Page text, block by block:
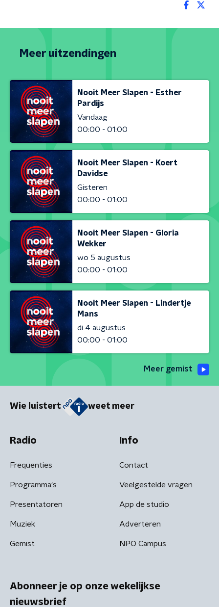
Meer uitzendingen
Nooit Meer Slapen - Esther
Pardijs
Vandaag
00:00 - 01:00
Nooit Meer Slapen - Koert
Davidse
Gisteren
00:00 - 01:00
Nooit Meer Slapen - Gloria
Wekker
wo 5 augustus
00:00 - 01:00
Nooit Meer Slapen - Lindertje
Mans
di 4 augustus
00:00 - 01:00
Meer gemist
Wie luistert weet meer
Radio
Frequenties
Programma's
Presentatoren
Muziek
Gemist
Info
Contact
Veelgestelde vragen
App de studio
Adverteren
NPO Campus
Abonneer je op onze wekelijkse
nieuwsbrief